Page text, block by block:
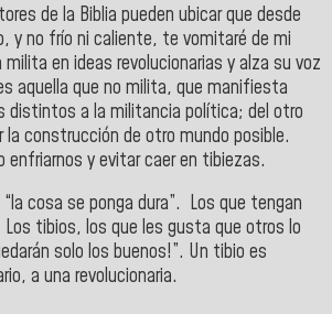
de la Biblia pueden ubicar que desde
y no frío ni caliente, te vomitaré de mi
en ideas revolucionarias y alza su voz
aquella que no milita, que manifiesta
distintos a la militancia política; del otro
construcción de otro mundo posible.
enfriarnos y evitar caer en tibiezas.
cosa se ponga dura”. Los que tengan
tibios, los que les gusta que otros lo
solo los buenos!”. Un tibio es
a una revolucionaria.